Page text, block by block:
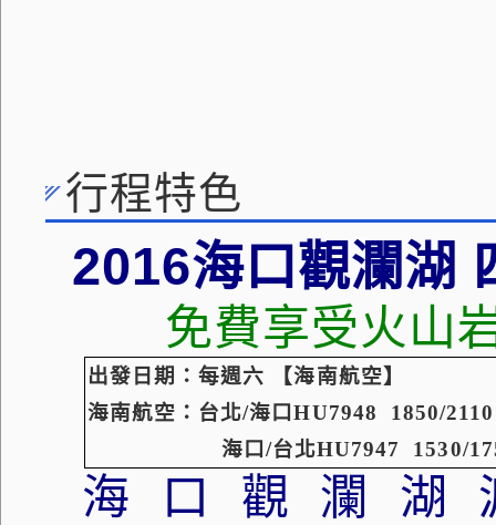
行程特色
2016海口 觀瀾湖
免費享受火山
出發日期：每週六
【海南航空】
海南航空： 台北/海口HU7948 1850/2110
海口 /台北HU7947 1530/
海口觀瀾